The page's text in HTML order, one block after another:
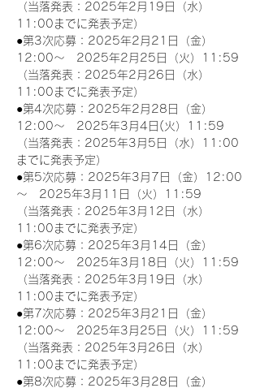
（当落発表：2025年2月19日（水）
11:00までに発表予定）
●第3次応募：2025年2月21日（金）
12:00～　2025年2月25日（火）11:59
（当落発表：2025年2月26日（水）
11:00までに発表予定）
●第4次応募：2025年2月28日（金）
12:00～　2025年3月4日(火）11:59
（当落発表：2025年3月5日（水）11:00
までに発表予定）
●第5次応募：2025年3月7日（金）12:00
～　2025年3月11日（火）11:59
（当落発表：2025年3月12日（水）
11:00までに発表予定）
●第6次応募：2025年3月14日（金）
12:00～　2025年3月18日（火）11:59
（当落発表：2025年3月19日（水）
11:00までに発表予定）
●第7次応募：2025年3月21日（金）
12:00～　2025年3月25日（火）11:59
（当落発表：2025年3月26日（水）
11:00までに発表予定）
●第8次応募：2025年3月28日（金）